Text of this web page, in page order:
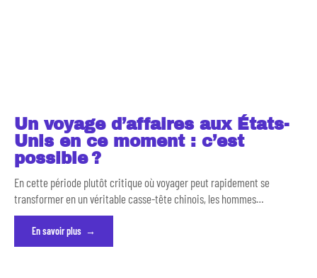
Un voyage d’affaires aux États-
Unis en ce moment : c’est
possible ?
En cette période plutôt critique où voyager peut rapidement se
transformer en un véritable casse-tête chinois, les hommes…
En savoir plus